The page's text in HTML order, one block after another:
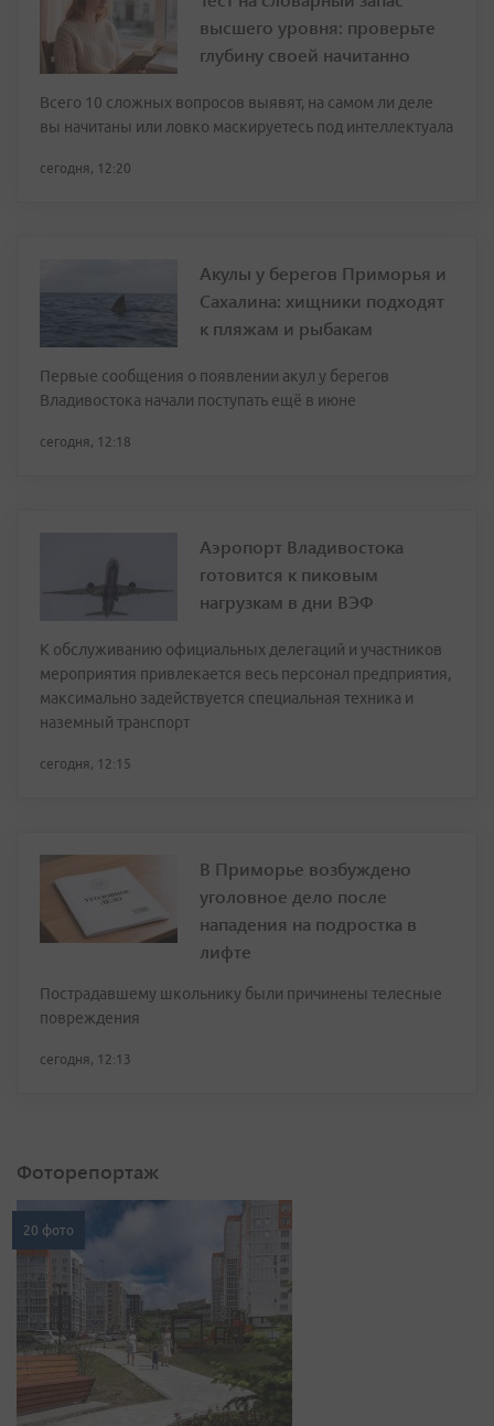
высшего уровня: проверьте
глубину своей начитанно
Всего 10 сложных вопросов выявят, на самом ли деле
вы начитаны или ловко маскируетесь под интеллектуала
сегодня, 12:20
Акулы у берегов Приморья и
Сахалина: хищники подходят
к пляжам и рыбакам
Первые сообщения о появлении акул у берегов
Владивостока начали поступать ещё в июне
сегодня, 12:18
Аэропорт Владивостока
готовится к пиковым
нагрузкам в дни ВЭФ
К обслуживанию официальных делегаций и участников
мероприятия привлекается весь персонал предприятия,
максимально задействуется специальная техника и
наземный транспорт
сегодня, 12:15
В Приморье возбуждено
уголовное дело после
нападения на подростка в
лифте
Пострадавшему школьнику были причинены телесные
повреждения
сегодня, 12:13
Фоторепортаж
20 фото